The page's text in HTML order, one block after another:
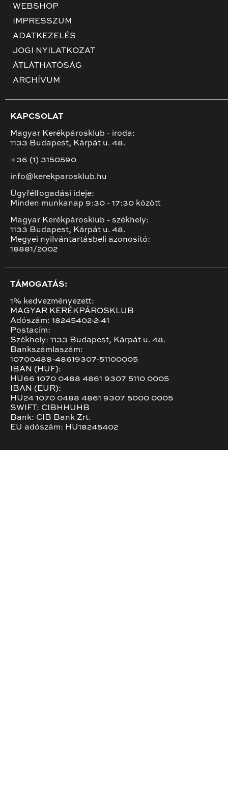
WEBSHOP
IMPRESSZUM
ADATKEZELÉS
JOGI NYILATKOZAT
ÁTLÁTHATÓSÁG
ARCHÍVUM
KAPCSOLAT
Magyar Kerékpárosklub - iroda:
1133 Budapest, Kárpát u. 48.
+36 (1) 3150590
info@kerekparosklub.hu
Ügyfélfogadási ideje:
Minden munkanap 9:30 - 17:30 között
Magyar Kerékpárosklub - székhely:
1133 Budapest, Kárpát u. 48.
Megyei nyilvántartásbeli azonosító:
18881/2002
TÁMOGATÁS:
1% kedvezményezett:
MAGYAR KERÉKPÁROSKLUB
Adószám: 18245402-2-41
Postacím:
Székhely: 1133 Budapest, Kárpát u. 48.
Bankszámlaszám:
10700488-48619307-51100005
IBAN (HUF):
HU66 1070 0488 4861 9307 5110 0005
IBAN (EUR):
HU24 1070 0488 4861 9307 5000 0005
SWIFT: CIBHHUHB
Bank: CIB Bank Zrt.
EU adószám: HU18245402